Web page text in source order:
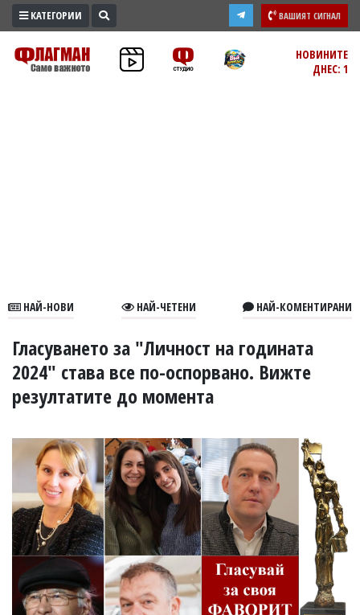
ПРОМО
ЗОНА
В
УКРАЙНА
СПОРТ
РАЗСЛЕДВАНЕ
БИЗНЕС
Управители:
Веселин
Василев,
email:
v.vasilev@flagman.bg
Катя
Касабова,
еmail:k.kassabova@flagman.bg
КАТЕГОРИИ ВАШИЯТ СИГНАЛ
НОВИНИТЕ
ДНЕС: 1
НАЙ-НОВИ НАЙ-ЧЕТЕНИ НАЙ-КОМЕНТИРАНИ
Гласуването за "Личност на годината
2024" става все по-oспорвано. Вижте
резултатите до момента